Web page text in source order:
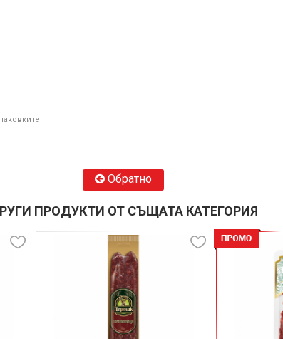
Обратно
ПРОДУКТИ ОТ СЪЩАТА КАТЕГОРИЯ